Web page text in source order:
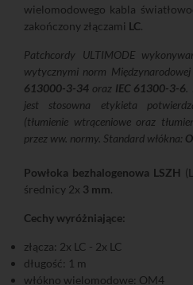
wielomodowego kabla
zakończony złączami LC.
Patchcordy ULTIMODE
wytycznymi norm
613000-3-34 oraz IEC 61300-3-6.
jest stosowna etykieta
(tłumienie wtrąceniowe oraz
przez ww. normy. Standard włókna:
Powłoka bezhalogenowa LSZH
średnicy 2x 3 mm.
Cechy wyróżniające:
złącza: 2x LC - 2x LC
długość: 1 m
włókno wielomodowe: OM4